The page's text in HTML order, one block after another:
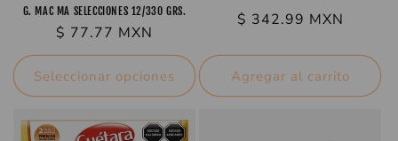
G. MAC MA SELECCIONES 12/330 GRS.
Precio
habitual
$ 77.77 MXN
Seleccionar opciones
Precio
$ 342.99 MXN
Agregar al carrito